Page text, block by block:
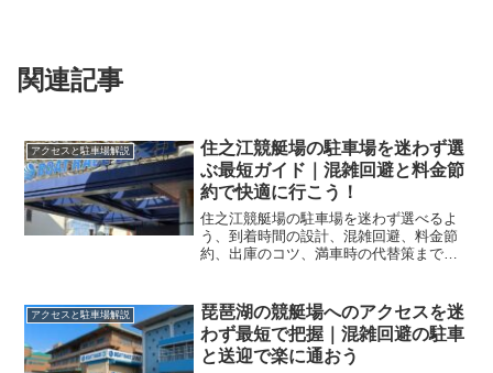
関連記事
アクセスと駐車場解説
住之江競艇場の駐車場を迷わず選
ぶ最短ガイド｜混雑回避と料金節
約で快適に行こう！
住之江競艇場の駐車場を迷わず選べるよ
う、到着時間の設計、混雑回避、料金節
約、出庫のコツ、満車時の代替策まで体
アクセスと駐車場解説
琵琶湖の競艇場へのアクセスを迷
わず最短で把握｜混雑回避の駐車
と送迎で楽に通おう